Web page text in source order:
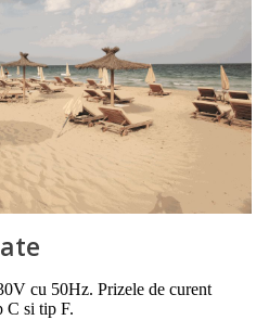
cu 50Hz. Prizele de curent
C si tip F.